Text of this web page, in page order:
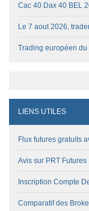
Cac 40 Dax 40 BEL
Le 7 aout 2026,
Trading européen
LIENS UTILES
Flux futures gratuits
Avis sur PRT Futures
Inscription Compte
Comparatif des